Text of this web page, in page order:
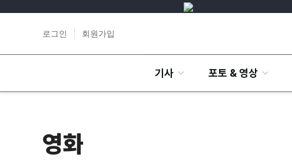
로그인 회원가입
기사 포토 & 영상
영화